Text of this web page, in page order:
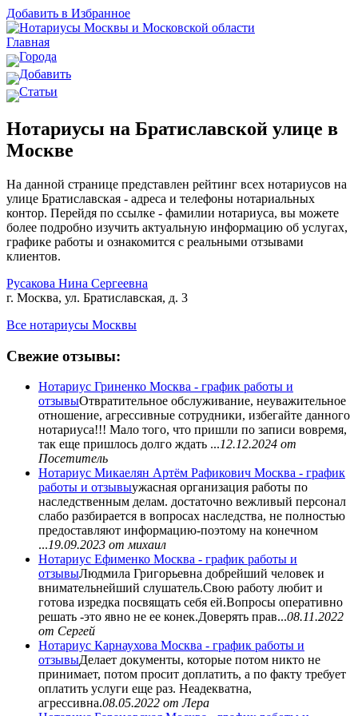
Добавить в Избранное
Главная
Города
Добавить
Статьи
Нотариусы на Братиславской улице в
Москве
На данной странице представлен рейтинг всех нотариусов на
улице Братиславская - адреса и телефоны нотариальных
контор. Перейдя по ссылке - фамилии нотариуса, вы можете
более подробно изучить актуальную информацию об услугах,
графике работы и ознакомится с реальными отзывами
клиентов.
Русакова Нина Сергеевна
г. Москва, ул. Братиславская, д. 3
Все нотариусы Москвы
Свежие отзывы:
Нотариус Гриненко Москва - график работы и
отзывыОтвратительное обслуживание, неуважительное
отношение, агрессивные сотрудники, избегайте данного
нотариуса!!! Мало того, что пришли по записи вовремя,
так еще пришлось долго ждать ...12.12.2024 от
Посетитель
Нотариус Микаелян Артём Рафикович Москва - график
работы и отзывыужасная организация работы по
наследственным делам. достаточно вежливый персонал
слабо разбирается в вопросах наследства, не полностью
предоставляют информацию-поэтому на конечном
...19.09.2023 от михаил
Нотариус Ефименко Москва - график работы и
отзывыЛюдмила Григорьевна добрейший человек и
внимательнейший слушатель.Свою работу любит и
готова изредка посвящать себя ей.Вопросы оперативно
решать -это явно не ее конек.Доверять прав...08.11.2022
от Сергей
Нотариус Карнаухова Москва - график работы и
отзывыДелает документы, которые потом никто не
принимает, потом просит доплатить, а по факту требует
оплатить услуги еще раз. Неадекватна,
агрессивна.08.05.2022 от Лера